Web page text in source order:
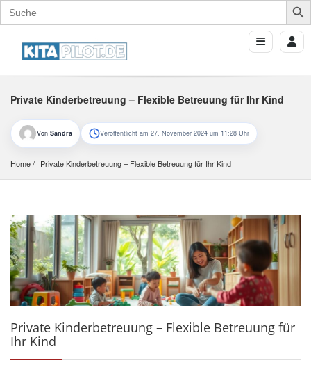
Search
for:
Private Kinderbetreuung – Flexible Betreuung für Ihr Kind
Von Sandra Veröffentlicht am 27. November 2024 um 11:28 Uhr
Home Private Kinderbetreuung – Flexible Betreuung für Ihr Kind
Private Kinderbetreuung – Flexible Betreuung für
Ihr Kind